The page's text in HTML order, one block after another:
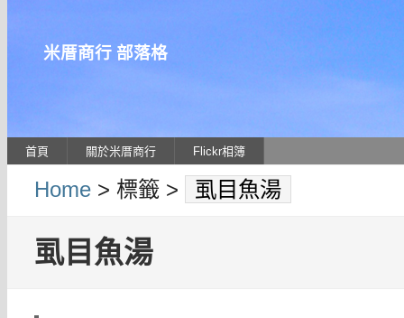
米厝商行 部落格
首頁 關於米厝商行 Flickr相簿
Home > 標籤 > 虱目魚湯
虱目魚湯